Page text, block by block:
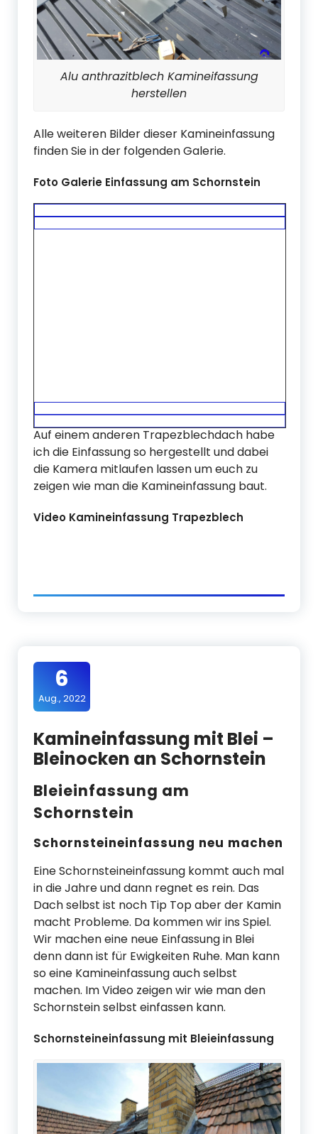
Alu anthrazitblech Kamineifassung
herstellen
Alle weiteren Bilder dieser Kamineinfassung
finden Sie in der folgenden Galerie.
Foto Galerie Einfassung am Schornstein
Auf einem anderen Trapezblechdach habe
ich die Einfassung so hergestellt und dabei
die Kamera mitlaufen lassen um euch zu
zeigen wie man die Kamineinfassung baut.
Video Kamineinfassung Trapezblech
6
Aug., 2022
Kamineinfassung mit Blei –
Bleinocken an Schornstein
Bleieinfassung am
Schornstein
Schornsteineinfassung neu machen
Eine Schornsteineinfassung kommt auch mal
in die Jahre und dann regnet es rein. Das
Dach selbst ist noch Tip Top aber der Kamin
macht Probleme. Da kommen wir ins Spiel.
Wir machen eine neue Einfassung in Blei
denn dann ist für Ewigkeiten Ruhe. Man kann
so eine Kamineinfassung auch selbst
machen. Im Video zeigen wir wie man den
Schornstein selbst einfassen kann.
Schornsteineinfassung mit Bleieinfassung